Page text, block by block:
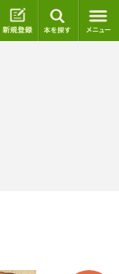
ログイン 新規登録